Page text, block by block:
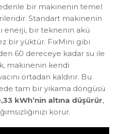
bir makinenin temel
Standart makinenin
enerji, bir teknenin akü
bir yüktür. FixMini gibi
60 dereceye kadar su ile
makinenin kendi
ortadan kaldırır. Bu
tam bir yıkama döngüsü
kWh’nin altına düşürür,
korur.